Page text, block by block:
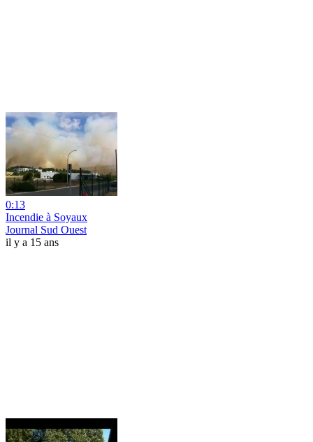
0:13
Incendie à Soyaux
Journal Sud Ouest
il y a 15 ans